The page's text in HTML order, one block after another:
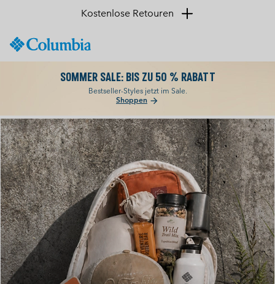
TO
NAV
SKIP
TO
SEARCH
Kostenlose Retouren
SOMMER SALE: BIS ZU 50 % RABATT
Bestseller-Styles jetzt im Sale.
Shoppen arrow_forward
Columbia